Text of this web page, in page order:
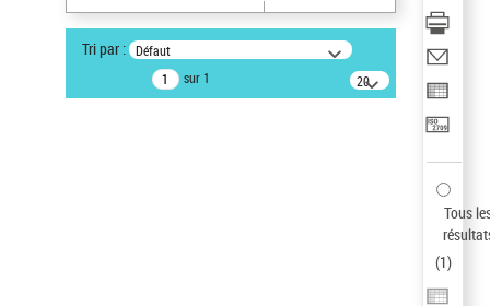
Statut de la notice d’autorité
Notice élémentaire
Pays
Tri par : Défaut
sur 1
20
résultats/page
Tous
(1)